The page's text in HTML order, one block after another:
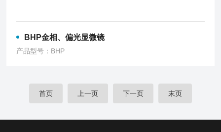
BHP金相、偏光显微镜
产品型号：BHP
首页 上一页 下一页 末页